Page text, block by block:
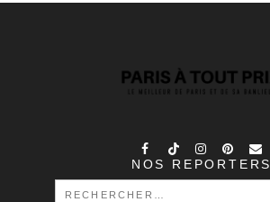
NOS REPORTERS